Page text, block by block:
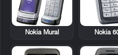
Nokia
Nokia Mural